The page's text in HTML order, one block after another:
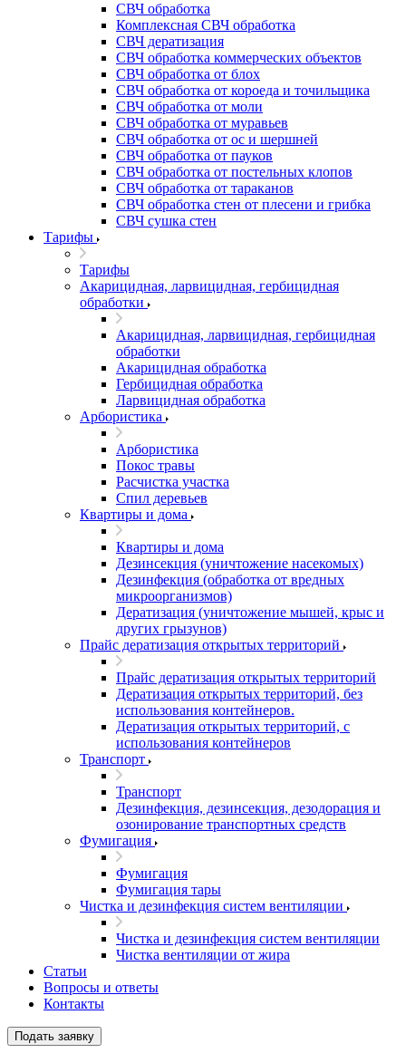
СВЧ обработка
Комплексная СВЧ обработка
СВЧ дератизация
СВЧ обработка коммерческих объектов
СВЧ обработка от блох
СВЧ обработка от короеда и точильщика
СВЧ обработка от моли
СВЧ обработка от муравьев
СВЧ обработка от ос и шершней
СВЧ обработка от пауков
СВЧ обработка от постельных клопов
СВЧ обработка от тараканов
СВЧ обработка стен от плесени и грибка
СВЧ сушка стен
Тарифы
Тарифы
Акарицидная, ларвицидная, гербицидная
обработки
Акарицидная, ларвицидная, гербицидная
обработки
Акарицидная обработка
Гербицидная обработка
Ларвицидная обработка
Арбористика
Арбористика
Покос травы
Расчистка участка
Спил деревьев
Квартиры и дома
Квартиры и дома
Дезинсекция (уничтожение насекомых)
Дезинфекция (обработка от вредных
микроорганизмов)
Дератизация (уничтожение мышей, крыс и
других грызунов)
Прайс дератизация открытых территорий
Прайс дератизация открытых территорий
Дератизация открытых территорий, без
использования контейнеров.
Дератизация открытых территорий, с
использования контейнеров
Транспорт
Транспорт
Дезинфекция, дезинсекция, дезодорация и
озонирование транспортных средств
Фумигация
Фумигация
Фумигация тары
Чистка и дезинфекция систем вентиляции
Чистка и дезинфекция систем вентиляции
Чистка вентиляции от жира
Статьи
Вопросы и ответы
Контакты
Подать заявку